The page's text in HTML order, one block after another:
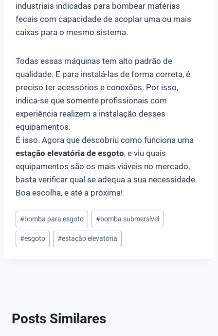
industriais indicadas para bombear matérias
fecais com capacidade de acoplar uma ou mais
caixas para o mesmo sistema.
Todas essas máquinas tem alto padrão de
qualidade. E para instalá-las de forma correta, é
preciso ter acessórios e conexões. Por isso,
indica-se que somente profissionais com
experiência realizem a instalação desses
equipamentos.
É isso. Agora que descobriu como funciona uma
estação elevatória de esgoto, e viu quais
equipamentos são os mais viáveis no mercado,
basta verificar qual se adequa a sua necessidade.
Boa escolha, e até a próxima!
Tags
do
Post:
#bomba para esgoto #bomba submersível
#esgoto #estação elevatória
Posts Similares